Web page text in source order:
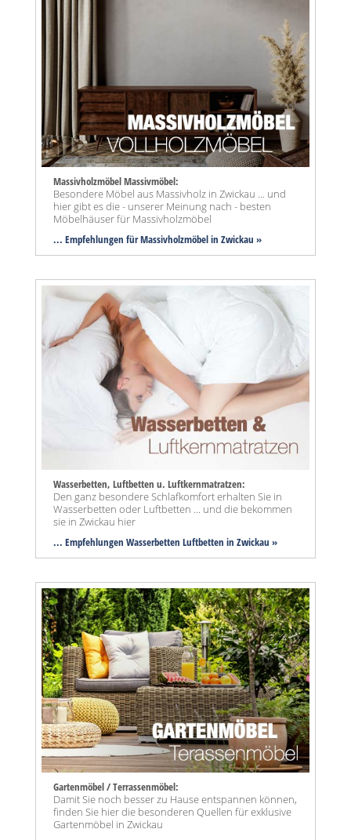
Massivholzmöbel Massivmöbel:
Besondere Möbel aus Massivholz in Zwickau ... und
hier gibt es die - unserer Meinung nach - besten
Möbelhäuser für Massivholzmöbel
... Empfehlungen für Massivholzmöbel in Zwickau »
Wasserbetten, Luftbetten u. Luftkernmatratzen:
Den ganz besondere Schlafkomfort erhalten Sie in
Wasserbetten oder Luftbetten ... und die bekommen
sie in Zwickau hier
... Empfehlungen Wasserbetten Luftbetten in Zwickau »
Gartenmöbel / Terrassenmöbel:
Damit Sie noch besser zu Hause entspannen können,
finden Sie hier die besonderen Quellen für exklusive
Gartenmöbel in Zwickau